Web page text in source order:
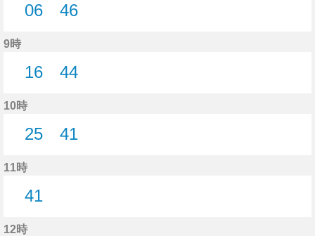
06
46
9時
16
44
10時
25
41
11時
41
12時